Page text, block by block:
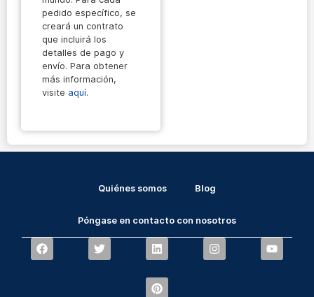
pedido específico, se
creará un contrato
que incluirá los
detalles de pago y
envío. Para obtener
más información,
visite aquí.
Quiénes somos Blog
Póngase en contacto con nosotros